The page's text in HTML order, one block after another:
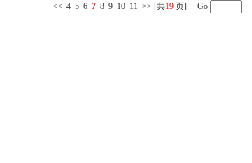
<< 4 5 6 7 8 9 10 11 >> [共19 页] Go